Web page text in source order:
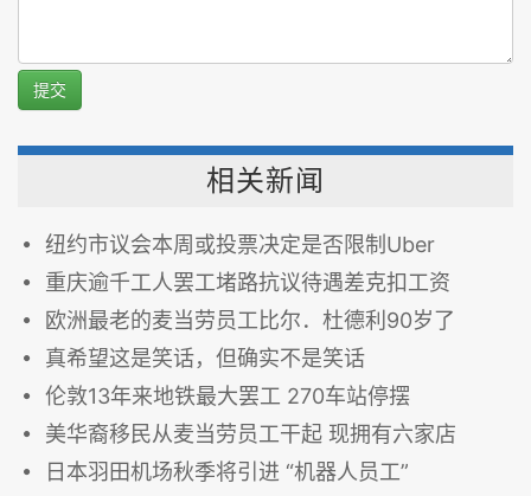
提交
相关新闻
纽约市议会本周或投票决定是否限制Uber
重庆逾千工人罢工堵路抗议待遇差克扣工资
欧洲最老的麦当劳员工比尔．杜德利90岁了
真希望这是笑话，但确实不是笑话
伦敦13年来地铁最大罢工 270车站停摆
美华裔移民从麦当劳员工干起 现拥有六家店
日本羽田机场秋季将引进 “机器人员工”